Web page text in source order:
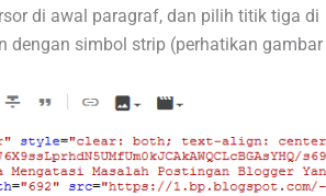
di awal paragraf, dan pilih titik tiga di
dengan simbol strip (perhatikan gambar